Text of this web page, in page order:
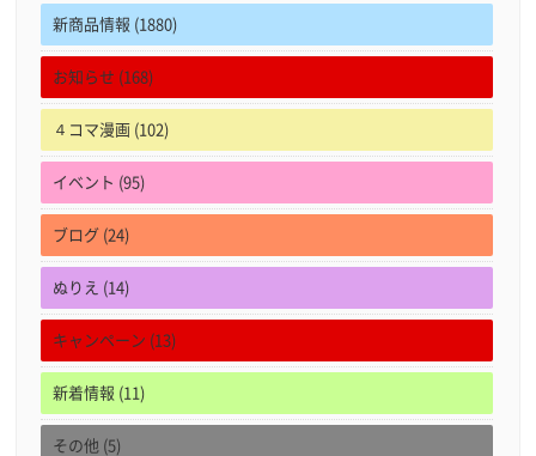
新商品情報 (1880)
お知らせ (168)
４コマ漫画 (102)
イベント (95)
ブログ (24)
ぬりえ (14)
キャンペーン (13)
新着情報 (11)
その他 (5)